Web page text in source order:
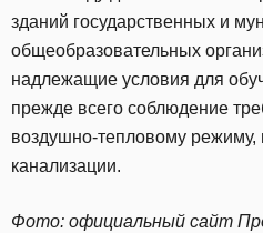
зданий государственных и
общеобразовательных
надлежащие условия для
прежде всего соблюдение
воздушно‑тепловому
канализации.
Фото: официальный сайт